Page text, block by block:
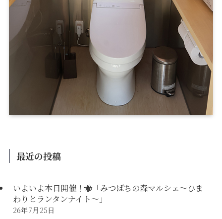
最近の投稿
いよいよ本日開催！🐝「みつばちの森マルシェ〜ひま
わりとランタンナイト〜」
26年7月25日